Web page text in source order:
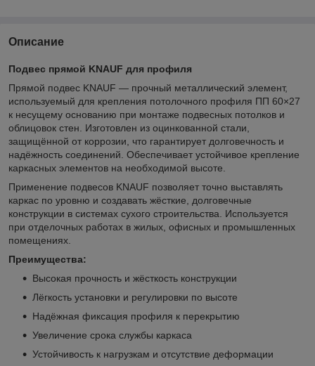
Описание
Подвес прямой KNAUF для профиля
Прямой подвес KNAUF — прочный металлический элемент,
используемый для крепления потолочного профиля ПП 60×27
к несущему основанию при монтаже подвесных потолков и
облицовок стен. Изготовлен из оцинкованной стали,
защищённой от коррозии, что гарантирует долговечность и
надёжность соединений. Обеспечивает устойчивое крепление
каркасных элементов на необходимой высоте.
Применение подвесов KNAUF позволяет точно выставлять
каркас по уровню и создавать жёсткие, долговечные
конструкции в системах сухого строительства. Используется
при отделочных работах в жилых, офисных и промышленных
помещениях.
Преимущества:
Высокая прочность и жёсткость конструкции
Лёгкость установки и регулировки по высоте
Надёжная фиксация профиля к перекрытию
Увеличение срока службы каркаса
Устойчивость к нагрузкам и отсутствие деформации